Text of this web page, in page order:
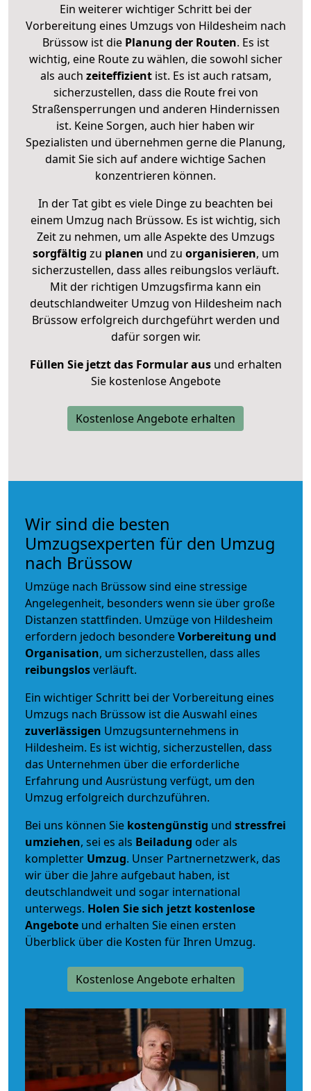
Ein weiterer wichtiger Schritt bei der
Vorbereitung eines Umzugs von Hildesheim nach
Brüssow ist diePlanung der Routen. Es ist
wichtig, eine Route zu wählen, die sowohl sicher
als auch zeiteffizientist. Es ist auch ratsam,
sicherzustellen, dass die Route frei von
Straßensperrungen und anderen Hindernissen
ist. Keine Sorgen, auch hier haben wir
Spezialisten und übernehmen gerne die Planung,
damit Sie sich auf andere wichtige Sachen
konzentrieren können.
In der Tat gibt es viele Dinge zu beachten bei
einem Umzug nach Brüssow. Es ist wichtig, sich
Zeit zu nehmen, um alle Aspekte des Umzugs
sorgfältig zu planen und zu organisieren, um
sicherzustellen, dass alles reibungslos verläuft.
Mit der richtigen Umzugsfirma kann ein
deutschlandweiter Umzug von Hildesheim nach
Brüssow erfolgreich durchgeführt werden und
dafür sorgen wir.
Füllen Sie jetzt das Formular ausund erhalten
Sie kostenlose Angebote
Kostenlose Angebote erhalten
Wir sind die besten
Umzugsexperten für den Umzug
nach Brüssow
Umzüge nach Brüssow sind eine stressige
Angelegenheit, besonders wenn sie über große
Distanzen stattfinden. Umzüge von Hildesheim
erfordern jedoch besondereVorbereitung und
Organisation, um sicherzustellen, dass alles
reibungslosverläuft.
Ein wichtiger Schritt bei der Vorbereitung eines
Umzugs nach Brüssow ist die Auswahl eines
zuverlässigen Umzugsunternehmens in
Hildesheim. Es ist wichtig, sicherzustellen, dass
das Unternehmen über die erforderliche
Erfahrung und Ausrüstung verfügt, um den
Umzug erfolgreich durchzuführen.
Bei uns können Sie kostengünstig und stressfrei
umziehen, sei es als Beiladung oder als
kompletter Umzug. Unser Partnernetzwerk, das
wir über die Jahre aufgebaut haben, ist
deutschlandweit und sogar international
unterwegs. Holen Sie sich jetzt kostenlose
Angebote und erhalten Sie einen ersten
Überblick über die Kosten für Ihren Umzug.
Kostenlose Angebote erhalten